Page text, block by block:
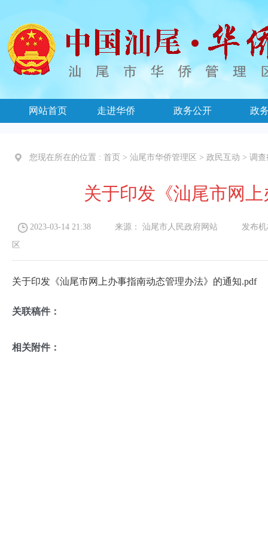
网站首页 走进华侨 政务公开 政
您现在所在的位置 : 首页 > 汕尾市华侨管理区 > 政民互动 > 调查
关于印发《汕尾市网
2023-03-14 21:38 来源： 汕尾市人民政府网站 发布机
区
关于印发《汕尾市网上办事指南动态管理办法》的通知.pdf
关联稿件：
相关附件：